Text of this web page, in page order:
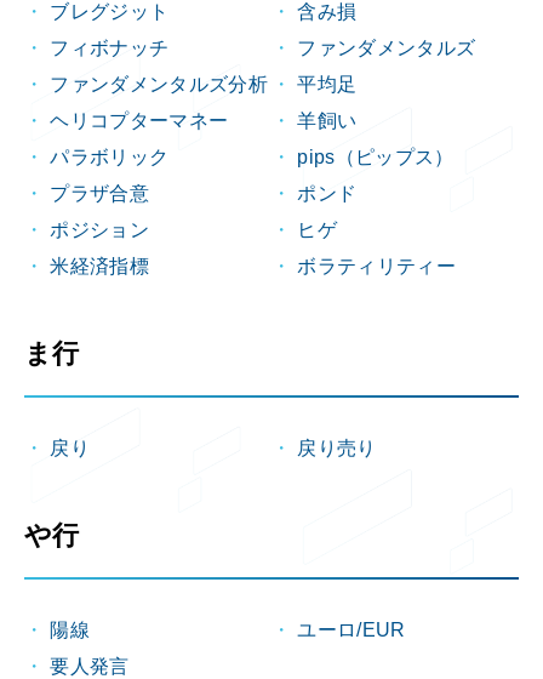
ブレグジット
含み損
フィボナッチ
ファンダメンタルズ
ファンダメンタルズ分析
平均足
ヘリコプターマネー
羊飼い
パラボリック
pips（ピップス）
プラザ合意
ポンド
ポジション
ヒゲ
米経済指標
ボラティリティー
ま行
戻り 戻り売り
や行
陽線
ユーロ/EUR
要人発言